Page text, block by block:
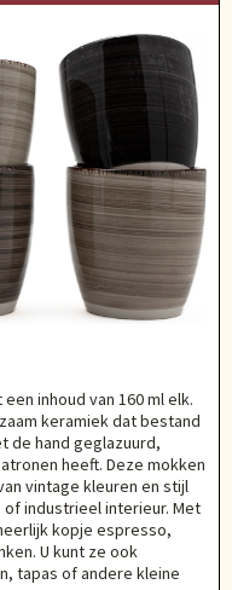
inhoud van 160 ml elk.
keramiek dat bestand
de hand geglazuurd,
heeft. Deze mokken
vintage kleuren en stijl
of industrieel interieur. Met
kopje espresso,
U kunt ze ook
tapas of andere kleine